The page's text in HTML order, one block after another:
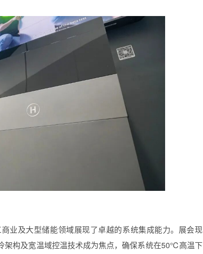
业及大型储能领域展现了卓越的系统集成能力。展会现
架构及宽温域控温技术成为焦点，确保系统在50℃高温下